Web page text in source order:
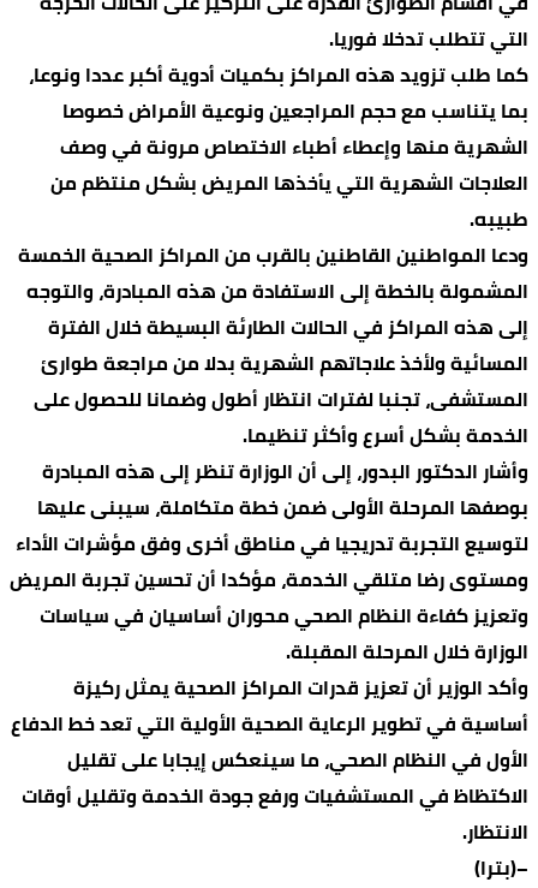
التي تتطلب تدخلا فوريا.
كما طلب تزويد هذه المراكز بكميات أدوية أكبر عددا ونوعا،
بما يتناسب مع حجم المراجعين ونوعية الأمراض خصوصا
الشهرية منها وإعطاء أطباء الاختصاص مرونة في وصف
العلاجات الشهرية التي يأخذها المريض بشكل منتظم من
طبيبه.
ودعا المواطنين القاطنين بالقرب من المراكز الصحية الخمسة
المشمولة بالخطة إلى الاستفادة من هذه المبادرة، والتوجه
إلى هذه المراكز في الحالات الطارئة البسيطة خلال الفترة
المسائية ولأخذ علاجاتهم الشهرية بدلا من مراجعة طوارئ
المستشفى، تجنبا لفترات انتظار أطول وضمانا للحصول على
الخدمة بشكل أسرع وأكثر تنظيما.
وأشار الدكتور البدور، إلى أن الوزارة تنظر إلى هذه المبادرة
بوصفها المرحلة الأولى ضمن خطة متكاملة، سيبنى عليها
لتوسيع التجربة تدريجيا في مناطق أخرى وفق مؤشرات الأداء
ومستوى رضا متلقي الخدمة، مؤكدا أن تحسين تجربة المريض
وتعزيز كفاءة النظام الصحي محوران أساسيان في سياسات
الوزارة خلال المرحلة المقبلة.
وأكد الوزير أن تعزيز قدرات المراكز الصحية يمثل ركيزة
أساسية في تطوير الرعاية الصحية الأولية التي تعد خط الدفاع
الأول في النظام الصحي، ما سينعكس إيجابا على تقليل
الاكتظاظ في المستشفيات ورفع جودة الخدمة وتقليل أوقات
الانتظار.
–(بترا)